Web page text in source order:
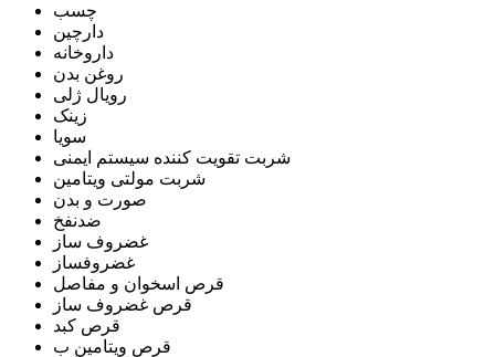
چسب
دارچین
داروخانه
روغن بدن
رویال ژلی
زینک
سویا
شربت تقویت کننده سیستم ایمنی
شربت مولتی ویتامین
صورت و بدن
ضدنفخ
غضروف ساز
غضروفساز
قرص اسخوان و مفاصل
قرص غضروف ساز
قرص کبد
قرص ویتامین ب